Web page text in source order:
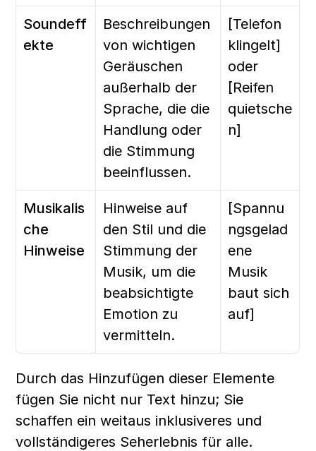
Soundeff
ekte
Beschreibungen
von wichtigen
Geräuschen
außerhalb der
Sprache, die die
Handlung oder
die Stimmung
beeinflussen.
[Telefon
klingelt]
oder
[Reifen
quietsche
n]
Musikalis
che
Hinweise
Hinweise auf
den Stil und die
Stimmung der
Musik, um die
beabsichtigte
Emotion zu
vermitteln.
[Spannu
ngsgelad
ene
Musik
baut sich
auf]
Durch das Hinzufügen dieser Elemente
fügen Sie nicht nur Text hinzu; Sie
schaffen ein weitaus inklusiveres und
vollständigeres Seherlebnis für alle.